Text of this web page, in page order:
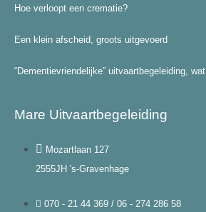
Hoe verloopt een crematie?
Een klein afscheid, groots uitgevoerd
“Dementievriendelijke” uitvaartbegeleiding,
Mare Uitvaartbegeleiding
Mozartlaan 127
2555JH 's-Gravenhage
070 - 21 44 369 / 06 - 274 286 58